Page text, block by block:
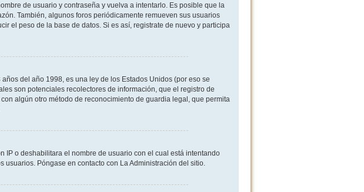
de usuario y contraseña y vuelva a intentarlo. Es posible que la
También, algunos foros periódicamente remueven sus usuarios
el peso de la base de datos. Si es así, registrate de nuevo y participa
del año 1998, es una ley de los Estados Unidos (por eso se
son potenciales recolectores de información, que el registro de
algún otro método de reconocimiento de guardia legal, que permita
IP o deshabilitara el nombre de usuario con el cual está intentando
Póngase en contacto con La Administración del sitio.